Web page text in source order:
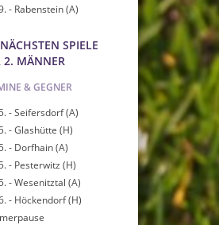
- Rabenstein (A)
SPIELE
2. MÄNNER
& GEGNER
- Seifersdorf (A)
- Glashütte (H)
- Dorfhain (A)
- Pesterwitz (H)
- Wesenitztal (A)
- Höckendorf (H)